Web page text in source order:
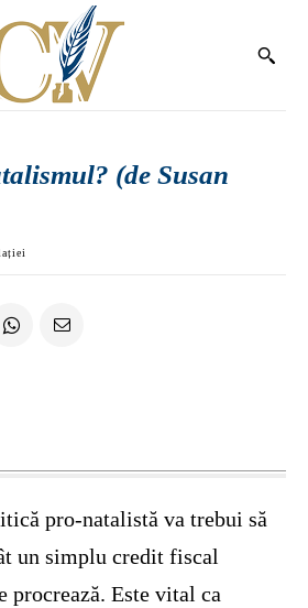
(de Susan
pro-natalistă va trebui să
un simplu credit fiscal
procrează. Este vital ca